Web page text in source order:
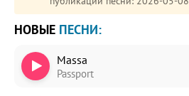
НОВЫЕ ПЕСНИ:
Massa
Passport